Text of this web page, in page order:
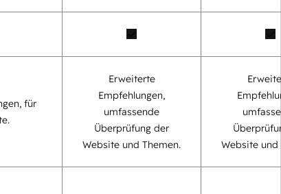
für
Erweiterte
Empfehlungen,
umfassende
Überprüfung der
Website und Themen.
Website und